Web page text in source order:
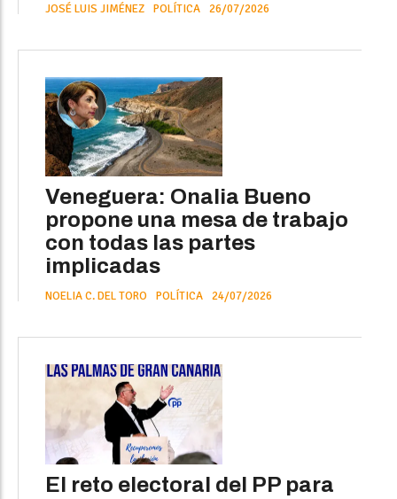
JOSÉ LUIS JIMÉNEZ POLÍTICA 26/07/2026
Veneguera: Onalia Bueno
propone una mesa de trabajo
con todas las partes
implicadas
NOELIA C. DEL TORO POLÍTICA 24/07/2026
El reto electoral del PP para